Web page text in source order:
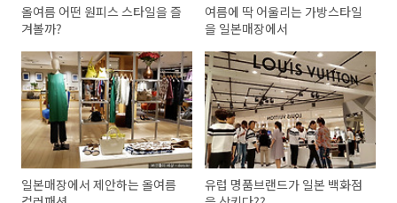
올여름 어떤 원피스 스타일을 즐
겨볼까?
여름에 딱 어울리는 가방스타일
을 일본매장에서
일본매장에서 제안하는 올여름
유럽 명품브랜드가 일본 백화점